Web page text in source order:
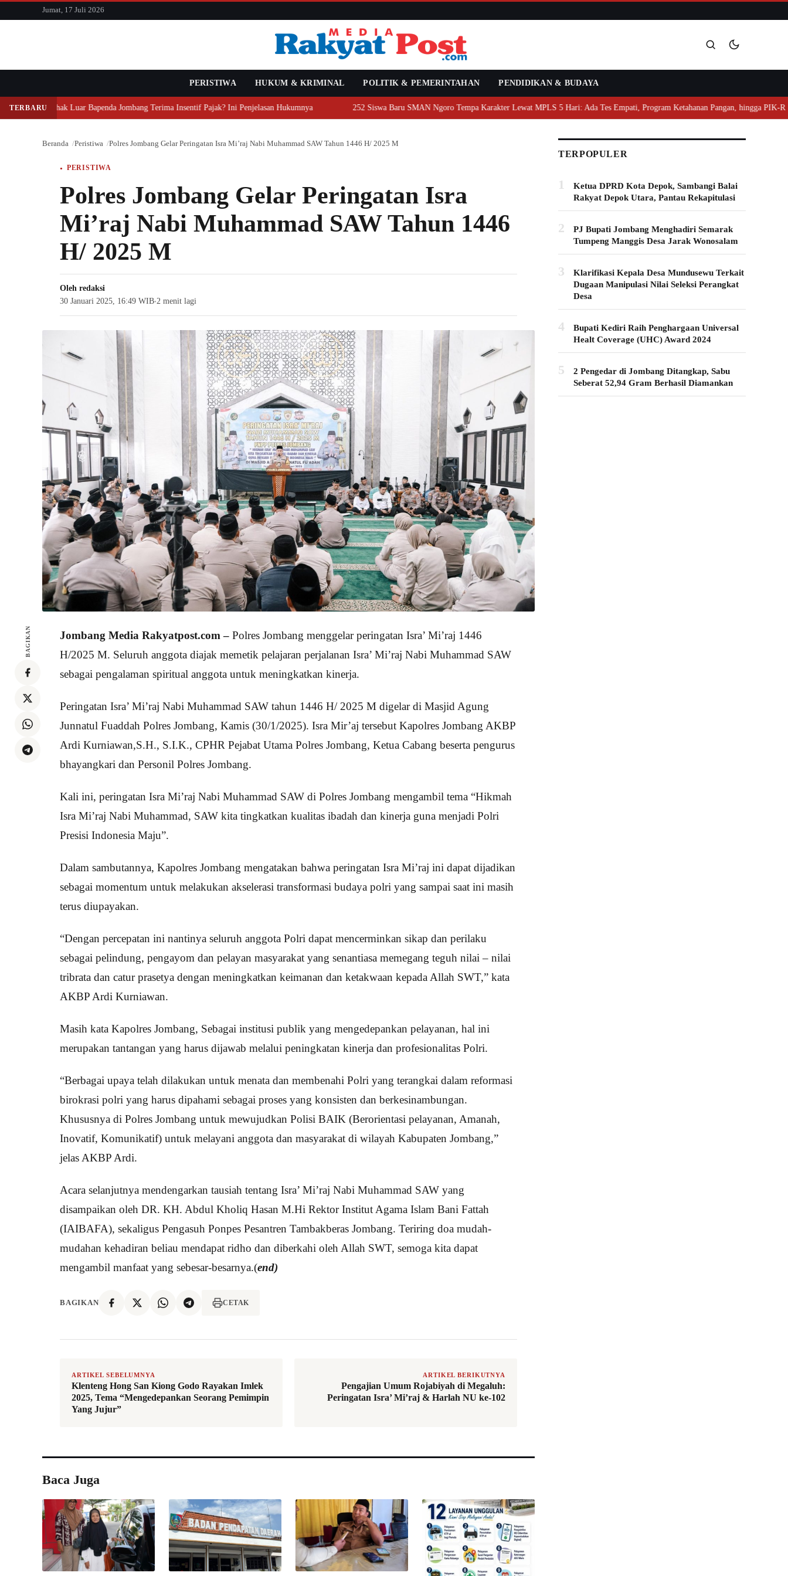
Jumat, 17 Juli 2026
Cari
PERISTIWA HUKUM & KRIMINAL POLITIK & PEMERINTAHAN PENDIDIKAN & BUDAYA
TERBARU
Mengapa Pihak Luar Bapenda Jombang Terima Insentif Pajak? Ini Penjelasan Hukumnya 252 Siswa Baru SMAN Ngoro Tempa Karakter Lewat MPLS 5 Hari: Ada Tes Empati, Program Ketahanan Pangan, hingga PIK-R
Beranda Peristiwa Polres Jombang Gelar Peringatan Isra Mi’raj Nabi Muhammad SAW Tahun 1446 H/ 2025 M
PERISTIWA
Polres Jombang Gelar Peringatan Isra
Mi’raj Nabi Muhammad SAW Tahun 1446
H/ 2025 M
Oleh redaksi
30 Januari 2025, 16:49 WIB●2 menit lagi
BAGIKAN Jombang Media Rakyatpost.com – Polres Jombang menggelar peringatan Isra’ Mi’raj 1446
H/2025 M. Seluruh anggota diajak memetik pelajaran perjalanan Isra’ Mi’raj Nabi Muhammad SAW
sebagai pengalaman spiritual anggota untuk meningkatkan kinerja.
Peringatan Isra’ Mi’raj Nabi Muhammad SAW tahun 1446 H/ 2025 M digelar di Masjid Agung
Junnatul Fuaddah Polres Jombang, Kamis (30/1/2025). Isra Mir’aj tersebut Kapolres Jombang AKBP
Ardi Kurniawan,S.H., S.I.K., CPHR Pejabat Utama Polres Jombang, Ketua Cabang beserta pengurus
bhayangkari dan Personil Polres Jombang.
Kali ini, peringatan Isra Mi’raj Nabi Muhammad SAW di Polres Jombang mengambil tema “Hikmah
Isra Mi’raj Nabi Muhammad, SAW kita tingkatkan kualitas ibadah dan kinerja guna menjadi Polri
Presisi Indonesia Maju”.
Dalam sambutannya, Kapolres Jombang mengatakan bahwa peringatan Isra Mi’raj ini dapat dijadikan
sebagai momentum untuk melakukan akselerasi transformasi budaya polri yang sampai saat ini masih
terus diupayakan.
“Dengan percepatan ini nantinya seluruh anggota Polri dapat mencerminkan sikap dan perilaku
sebagai pelindung, pengayom dan pelayan masyarakat yang senantiasa memegang teguh nilai – nilai
tribrata dan catur prasetya dengan meningkatkan keimanan dan ketakwaan kepada Allah SWT,” kata
AKBP Ardi Kurniawan.
Masih kata Kapolres Jombang, Sebagai institusi publik yang mengedepankan pelayanan, hal ini
merupakan tantangan yang harus dijawab melalui peningkatan kinerja dan profesionalitas Polri.
“Berbagai upaya telah dilakukan untuk menata dan membenahi Polri yang terangkai dalam reformasi
birokrasi polri yang harus dipahami sebagai proses yang konsisten dan berkesinambungan.
Khususnya di Polres Jombang untuk mewujudkan Polisi BAIK (Berorientasi pelayanan, Amanah,
Inovatif, Komunikatif) untuk melayani anggota dan masyarakat di wilayah Kabupaten Jombang,”
jelas AKBP Ardi.
Acara selanjutnya mendengarkan tausiah tentang Isra’ Mi’raj Nabi Muhammad SAW yang
disampaikan oleh DR. KH. Abdul Kholiq Hasan M.Hi Rektor Institut Agama Islam Bani Fattah
(IAIBAFA), sekaligus Pengasuh Ponpes Pesantren Tambakberas Jombang. Teriring doa mudah-
mudahan kehadiran beliau mendapat ridho dan diberkahi oleh Allah SWT, semoga kita dapat
mengambil manfaat yang sebesar-besarnya.(end)
BAGIKAN CETAK
ARTIKEL SEBELUMNYA
Klenteng Hong San Kiong Godo Rayakan Imlek
2025, Tema “Mengedepankan Seorang Pemimpin
Yang Jujur”
ARTIKEL BERIKUTNYA
Pengajian Umum Rojabiyah di Megaluh:
Peringatan Isra’ Mi’raj & Harlah NU ke-102
Baca Juga
TERPOPULER
1
Ketua DPRD Kota Depok, Sambangi Balai
Rakyat Depok Utara, Pantau Rekapitulasi
2
PJ Bupati Jombang Menghadiri Semarak
Tumpeng Manggis Desa Jarak Wonosalam
3
Klarifikasi Kepala Desa Mundusewu Terkait
Dugaan Manipulasi Nilai Seleksi Perangkat
Desa
4
Bupati Kediri Raih Penghargaan Universal
Healt Coverage (UHC) Award 2024
5
2 Pengedar di Jombang Ditangkap, Sabu
Seberat 52,94 Gram Berhasil Diamankan